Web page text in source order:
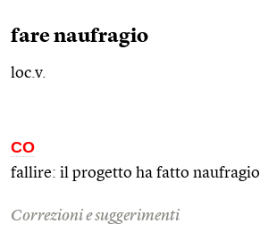
fare naufragio
loc.v.
CO
fallire: il progetto ha fatto naufragio
Correzioni e suggerimenti